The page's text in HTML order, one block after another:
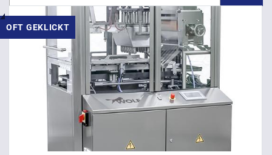
Hersteller
Modell
ANWENDEN LÖSCHEN
Sortieren nach
OFT GEKLICKT